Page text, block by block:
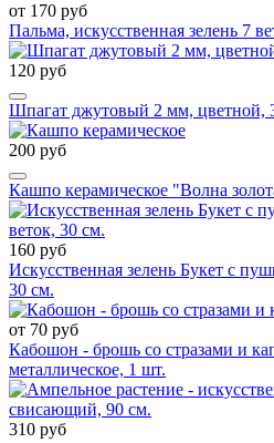
от 170 руб
Пальма, искусственная зелень 7
120 руб
Шпагат джутовый 2 мм, цветной,
200 руб
Кашпо керамическое "Волна
160 руб
Искусственная зелень Букет с
30 см.
от 70 руб
Кабошон - брошь со стразами и
металлическое, 1 шт.
310 руб